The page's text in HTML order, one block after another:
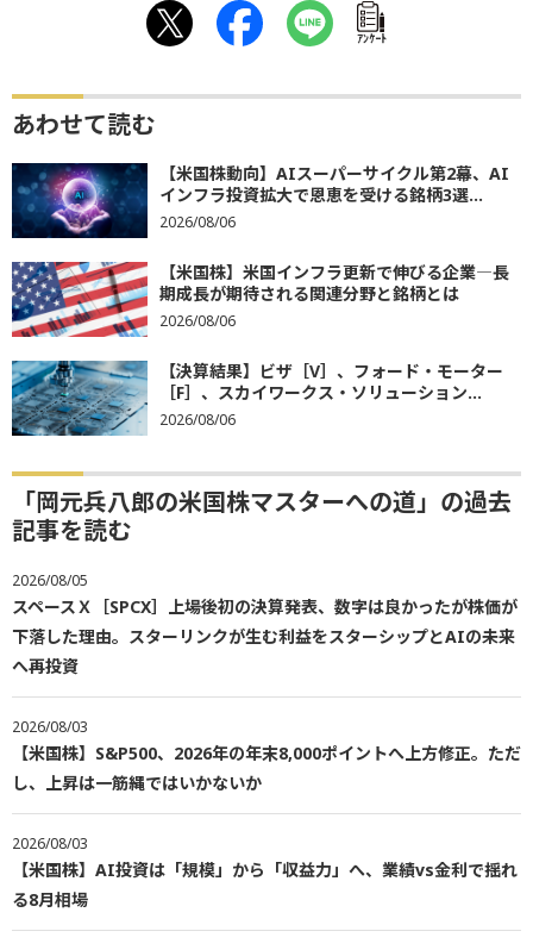
ｱﾝｹｰﾄ
あわせて読む
【米国株動向】AIスーパーサイクル第2幕、AI
インフラ投資拡大で恩恵を受ける銘柄3選...
2026/08/06
【米国株】米国インフラ更新で伸びる企業―長
期成長が期待される関連分野と銘柄とは
2026/08/06
【決算結果】ビザ［V］、フォード・モーター
［F］、スカイワークス・ソリューション...
2026/08/06
「岡元兵八郎の米国株マスターへの道」の過去
記事を読む
2026/08/05
スペースＸ［SPCX］上場後初の決算発表、数字は良かったが株価が
下落した理由。スターリンクが生む利益をスターシップとAIの未来
へ再投資
2026/08/03
【米国株】S&P500、2026年の年末8,000ポイントへ上方修正。ただ
し、上昇は一筋縄ではいかないか
2026/08/03
【米国株】AI投資は「規模」から「収益力」へ、業績vs金利で揺れ
る8月相場